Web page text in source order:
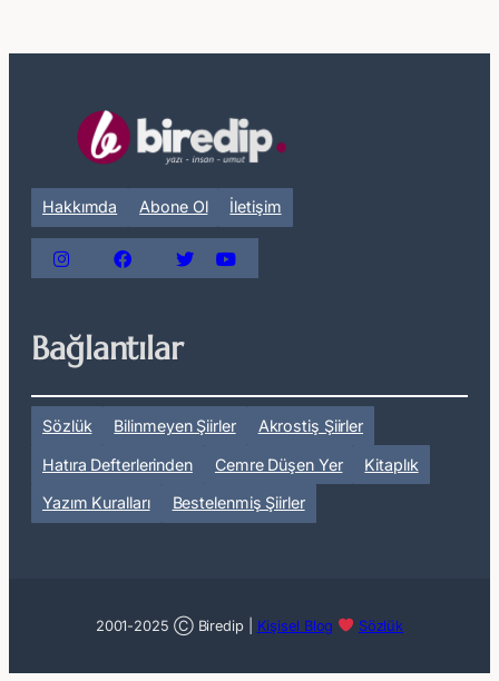
Kervanı
Hakkımda Abone Ol İletişim
Bağlantılar
Sözlük Bilinmeyen Şiirler Akrostiş Şiirler
Hatıra Defterlerinden Cemre Düşen Yer Kitaplık
Yazım Kuralları Bestelenmiş Şiirler
2001-2025 Ⓒ Biredip | Kişisel Blog Sözlük